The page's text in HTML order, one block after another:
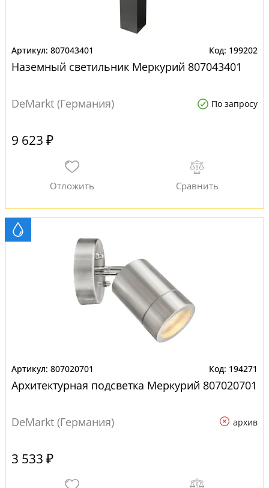
807043401 199202
Наземный светильник Меркурий 807043401
DeMarkt (Германия) По запросу
9 623 ₽
807020701 194271
Архитектурная подсветка Меркурий 807020701
DeMarkt (Германия) архив
3 533 ₽